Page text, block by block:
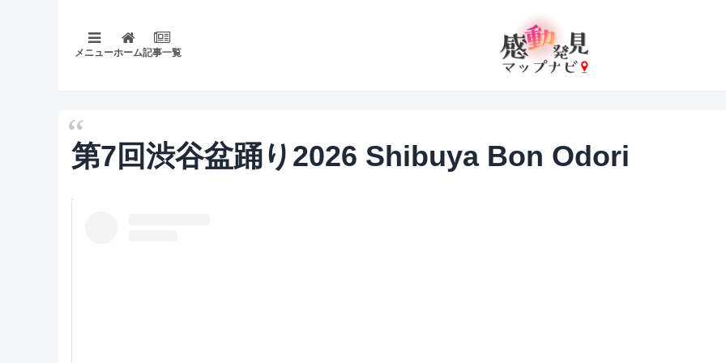
メニューホーム記事一覧
第7回渋谷盆踊り2026 Shibuya Bon Odori